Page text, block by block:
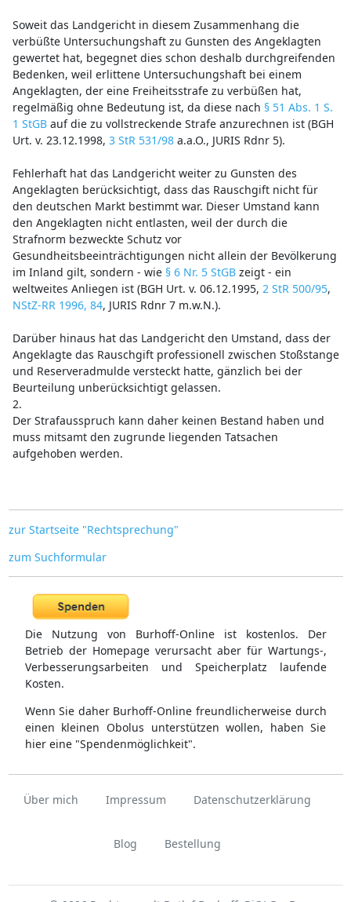
Soweit das Landgericht in diesem Zusammenhang die
verbüßte Untersuchungshaft zu Gunsten des Angeklagten
gewertet hat, begegnet dies schon deshalb durchgreifenden
Bedenken, weil erlittene Untersuchungshaft bei einem
Angeklagten, der eine Freiheitsstrafe zu verbüßen hat,
regelmäßig ohne Bedeutung ist, da diese nach § 51 Abs. 1 S.
1 StGBauf die zu vollstreckende Strafe anzurechnen ist (BGH
Urt. v. 23.12.1998, 3 StR 531/98a.a.O., JURIS Rdnr 5).
Fehlerhaft hat das Landgericht weiter zu Gunsten des
Angeklagten berücksichtigt, dass das Rauschgift nicht für
den deutschen Markt bestimmt war. Dieser Umstand kann
den Angeklagten nicht entlasten, weil der durch die
Strafnorm bezweckte Schutz vor
Gesundheitsbeeinträchtigungen nicht allein der Bevölkerung
im Inland gilt, sondern - wie § 6 Nr. 5 StGBzeigt - ein
weltweites Anliegen ist (BGH Urt. v. 06.12.1995, 2 StR 500/95,
NStZ-RR 1996, 84, JURIS Rdnr 7 m.w.N.).
Darüber hinaus hat das Landgericht den Umstand, dass der
Angeklagte das Rauschgift professionell zwischen Stoßstange
und Reserveradmulde versteckt hatte, gänzlich bei der
Beurteilung unberücksichtigt gelassen.
2.
Der Strafausspruch kann daher keinen Bestand haben und
muss mitsamt den zugrunde liegenden Tatsachen
aufgehoben werden.
zur Startseite "Rechtsprechung"
zum Suchformular
Die Nutzung von Burhoff-Online ist kostenlos. Der
Betrieb der Homepage verursacht aber für Wartungs-,
Verbesserungsarbeiten und Speicherplatz laufende
Kosten.
Wenn Sie daher Burhoff-Online freundlicherweise durch
einen kleinen Obolus unterstützen wollen, haben Sie
hier eine "Spendenmöglichkeit".
Über mich Impressum Datenschutzerklärung
Blog Bestellung